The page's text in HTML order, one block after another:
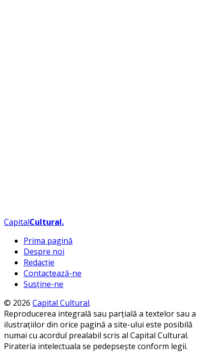
CapitalCultural.
Prima pagină
Despre noi
Redacție
Contactează-ne
Susține-ne
© 2026 Capital Cultural.
Reproducerea integrală sau parțială a textelor sau a
ilustrațiilor din orice pagină a site-ului este posibilă
numai cu acordul prealabil scris al Capital Cultural.
Pirateria intelectuala se pedepsește conform legii.